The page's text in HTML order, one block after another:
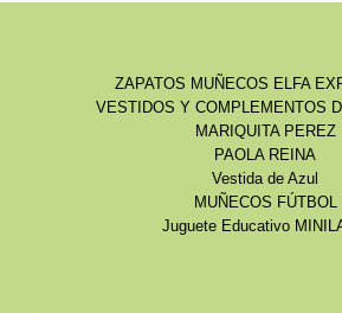
ZAPATOS MUÑECOS ELFA
VESTIDOS Y COMPLEMENTOS
MARIQUITA PEREZ
PAOLA REINA
Vestida de Azul
MUÑECOS FÚTBOL
Juguete Educativo